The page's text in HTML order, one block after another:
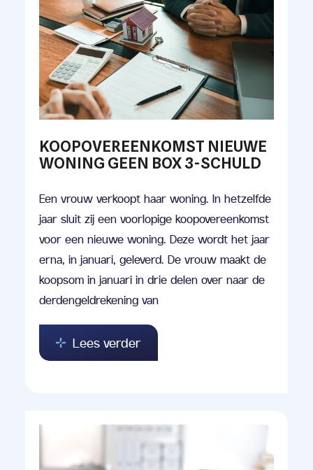
KOOPOVEREENKOMST NIEUWE
WONING GEEN BOX 3-SCHULD
Een vrouw verkoopt haar woning. In hetzelfde
jaar sluit zij een voorlopige koopovereenkomst
voor een nieuwe woning. Deze wordt het jaar
erna, in januari, geleverd. De vrouw maakt de
koopsom in januari in drie delen over naar de
derdengeldrekening van
Lees verder